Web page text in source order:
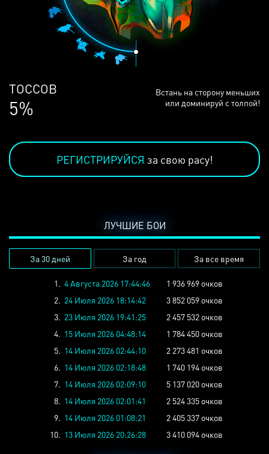
ЛЮДЕЙ
68%
Встань на сторону меньших
или доминируй с толпой!
РЕГИСТРИРУЙСЯ за свою расу!
ЛУЧШИЕ БОИ
За 30 дней За год За все время
1. 4 Августа 2026 17:44:46
1 936 969 очков
2. 24 Июля 2026 18:14:42
3 852 059 очков
3. 23 Июля 2026 19:41:25
2 457 532 очков
4. 15 Июля 2026 04:48:14
1 784 450 очков
5. 14 Июля 2026 02:44:10
2 273 481 очков
6. 14 Июля 2026 02:18:48
1 740 194 очков
7. 14 Июля 2026 02:09:10
5 137 020 очков
8. 14 Июля 2026 02:01:41
2 524 335 очков
9. 14 Июля 2026 01:08:21
2 405 337 очков
10. 13 Июля 2026 20:26:28 3 410 094 очков